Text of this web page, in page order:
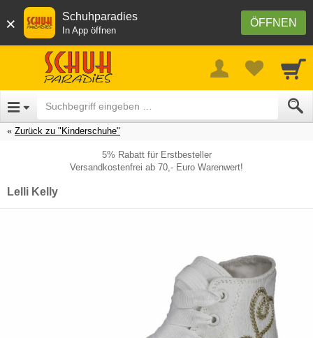
× ÖFFNEN
Schuhparadies
In App öffnen
Zurück zu "Kinderschuhe"
5% Rabatt für Erstbesteller
Versandkostenfrei ab 70,- Euro Warenwert!
Lelli Kelly